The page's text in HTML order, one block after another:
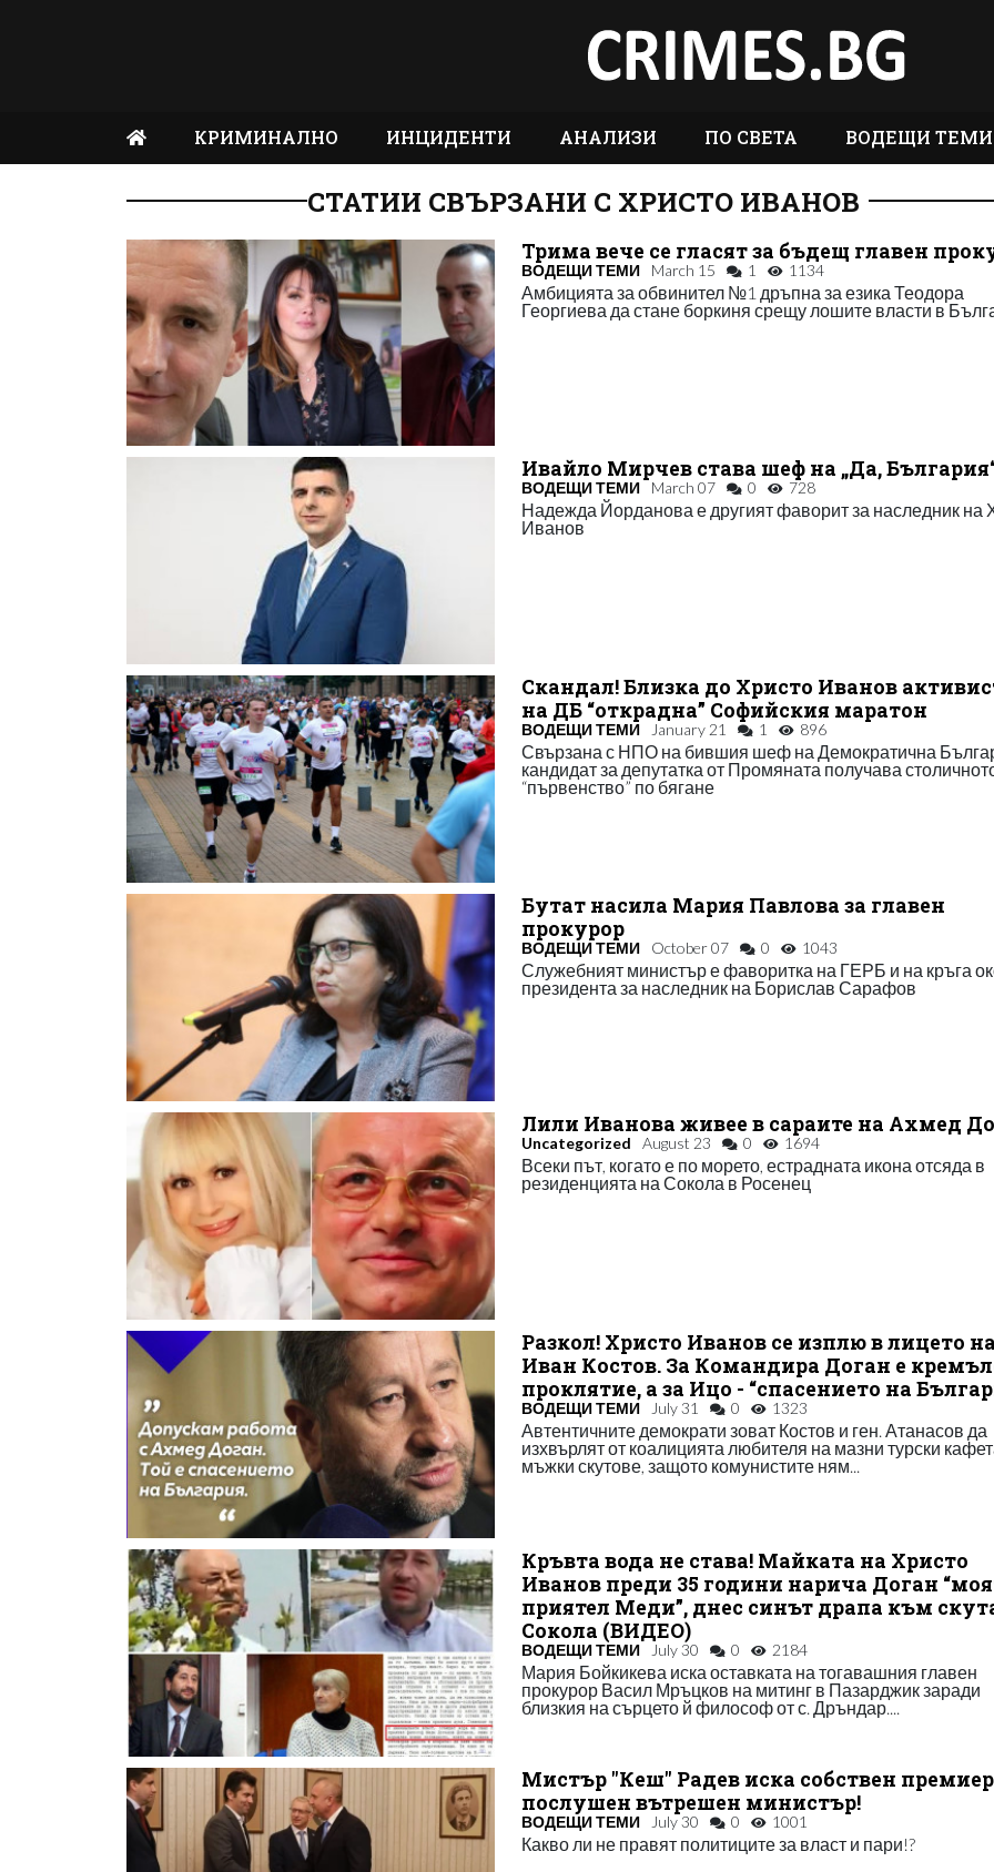
КРИМИНАЛНО ИНЦИДЕНТИ АНАЛИЗИ ПО СВЕТА ВОДЕЩИ ТЕМИ
СТАТИИ СВЪРЗАНИ С ХРИСТО ИВАНОВ
Трима вече се гласят за бъдещ главен
ВОДЕЩИ ТЕМИ March 15 1 1134
Амбицията за обвинител №1 дръпна за езика Теодора
Георгиева да стане боркиня срещу лошите власти в
Ивайло Мирчев става шеф на „Да,
ВОДЕЩИ ТЕМИ March 07 0 728
Надежда Йорданова е другият фаворит за наследник на
Иванов
Скандал! Близка до Христо Иванов
на ДБ “открадна” Софийския маратон
ВОДЕЩИ ТЕМИ January 21 1 896
Свързана с НПО на бившия шеф на Демократична
кандидат за депутатка от Промяната получава
“първенство” по бягане
Бутат насила Мария Павлова за главен
прокурор
ВОДЕЩИ ТЕМИ October 07 0 1043
Служебният министър е фаворитка на ГЕРБ и на кръга
президента за наследник на Борислав Сарафов
Лили Иванова живее в сараите на Ахмед
Uncategorized August 23 0 1694
Всеки път, когато е по морето, естрадната икона отсяда в
резиденцията на Сокола в Росенец
Разкол! Христо Иванов се изплю в лицето на
Иван Костов. За Командира Доган е
проклятие, а за Ицо - “спасението на
ВОДЕЩИ ТЕМИ July 31 0 1323
Автентичните демократи зоват Костов и ген. Атанасов да
изхвърлят от коалицията любителя на мазни турски
мъжки скутове, защото комунистите ням...
Кръвта вода не става! Майката на Христо
Иванов преди 35 години нарича Доган
приятел Меди”, днес синът драпа към
Сокола (ВИДЕО)
ВОДЕЩИ ТЕМИ July 30 0 2184
Мария Бойкикева иска оставката на тогавашния главен
прокурор Васил Мръцков на митинг в Пазарджик заради
близкия на сърцето й философ от с. Дръндар....
Мистър "Кеш" Радев иска собствен
послушен вътрешен министър!
ВОДЕЩИ ТЕМИ July 30 0 1001
Какво ли не правят политиците за власт и пари!?